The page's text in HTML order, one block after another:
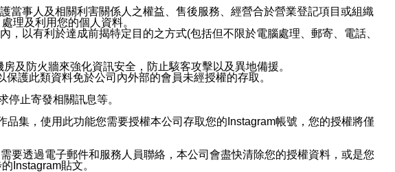
當事人及相關利害關係人之權益、售後服務、經營合於營業登記項目或組織
理及利用您的個人資料。
以有利於達成前揭特定目的之方式(包括但不限於電腦處理、郵寄、電話、
及防火牆來強化資訊安全，防止駭客攻擊以及異地備援。
護此類資料免於公司內外部的會員未經授權的存取。
停止寄發相關訊息等。
集，使用此功能您需要授權本公司存取您的Instagram帳號，您的授權將僅
要透過電子郵件和服務人員聯絡，本公司會盡快清除您的授權資料，或是您
Instagram貼文。